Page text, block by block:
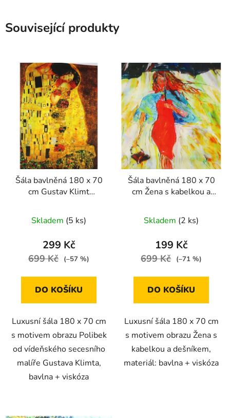
Související produkty
Šála bavlněná 180 x 70
cm Gustav Klimt
Skladem (5 ks)
299 Kč
699 Kč (–57 %)
DO KOŠÍKU
Luxusní šála 180 x 70 cm
s motivem obrazu Polibek
od vídeňského secesního
malíře Gustava Klimta,
bavlna + viskóza
Šála bavlněná 180 x 70
cm Žena s kabelkou a
Skladem (2 ks)
199 Kč
699 Kč (–71 %)
DO KOŠÍKU
Luxusní šála 180 x 70 cm
s motivem obrazu Žena s
kabelkou a dešníkem,
materiál: bavlna + viskóza